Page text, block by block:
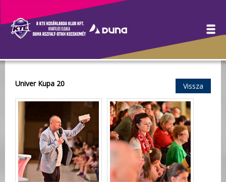
Galéria
Univer Kupa 20 Vissza